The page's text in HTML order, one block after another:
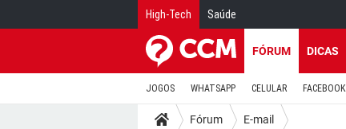
High-Tech Saúde
FÓRUM DICAS
JOGOS WHATSAPP CELULAR FACEBOOK
Fórum E-mail